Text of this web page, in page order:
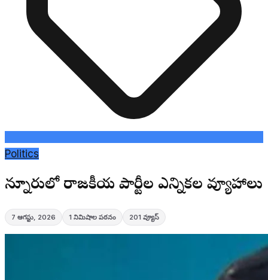
Politics
చెన్నూరులో రాజకీయ పార్టీల ఎన్నికల వ్యూహాలు
7 ఆగస్టు, 2026 1 నిమిషాల పఠనం 201 వ్యూస్